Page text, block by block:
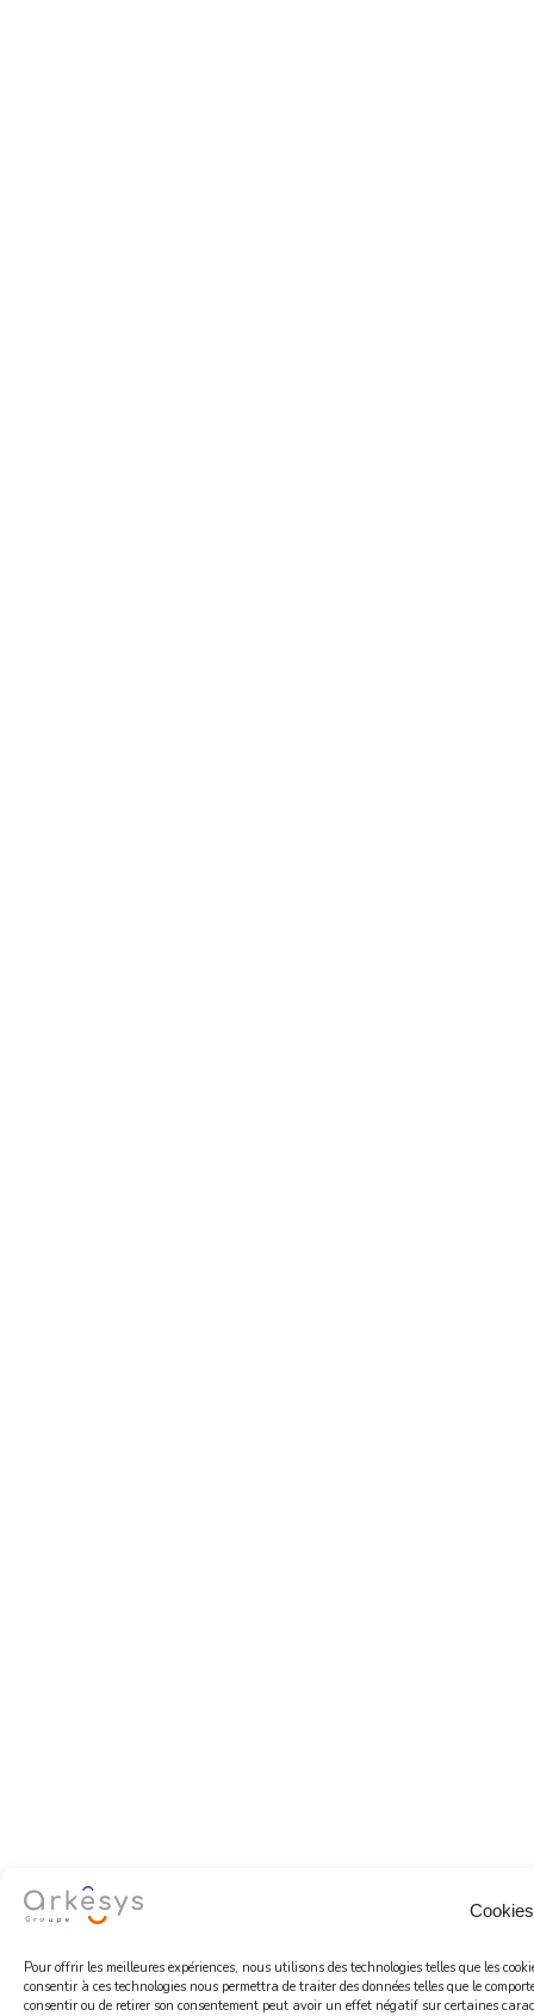
Cookies
Pour offrir les meilleures expériences, nous utilisons des technologies telles que les
consentir à ces technologies nous permettra de traiter des données telles que le
consentir ou de retirer son consentement peut avoir un effet négatif sur certaines